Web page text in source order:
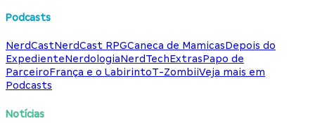
Podcasts
NerdCastNerdCast RPGCaneca de MamicasDepois do
ExpedienteNerdologiaNerdTechExtrasPapo de
ParceiroFrança e o LabirintoT-ZombiiVeja mais em
Podcasts
Notícias